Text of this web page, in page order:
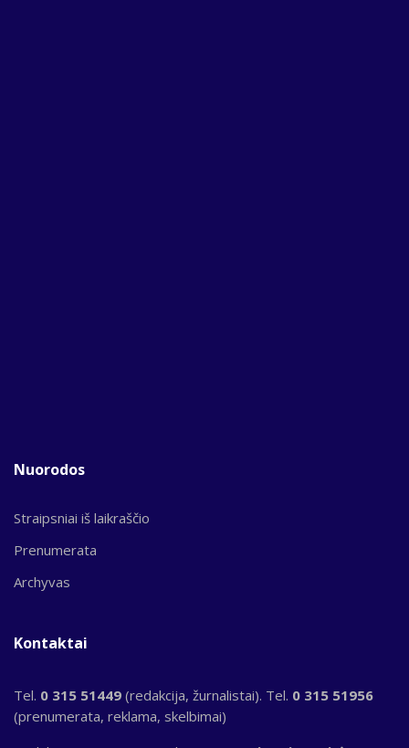
Nuorodos
Straipsniai iš laikraščio
Prenumerata
Archyvas
Kontaktai
Tel. 0 315 51449 (redakcija, žurnalistai). Tel. 0 315 51956
(prenumerata, reklama, skelbimai)